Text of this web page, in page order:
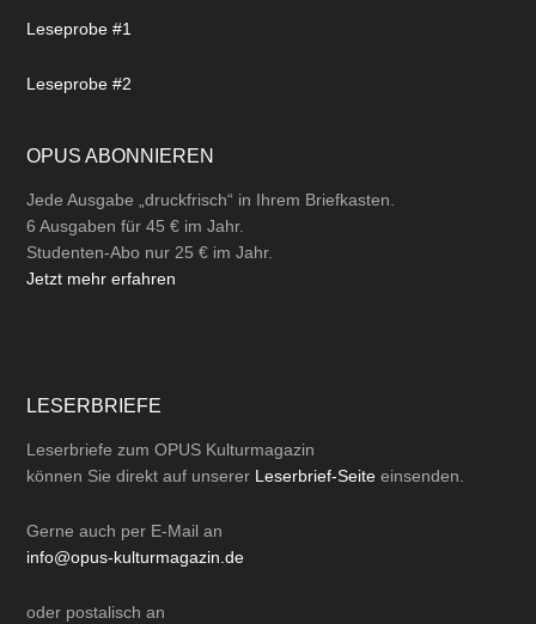
Leseprobe #1
Leseprobe #2
OPUS ABONNIEREN
Jede Ausgabe „druckfrisch“ in Ihrem Briefkasten.
6 Ausgaben für 45 € im Jahr.
Studenten-Abo nur 25 € im Jahr.
Jetzt mehr erfahren
LESERBRIEFE
Leserbriefe zum OPUS Kulturmagazin
können Sie direkt auf unserer Leserbrief-Seite einsenden.
Gerne auch per E-Mail an
info@opus-kulturmagazin.de
oder postalisch an